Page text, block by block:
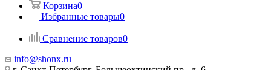
Корзина0
Избранные товары0
Сравнение товаров0
info@shonx.ru